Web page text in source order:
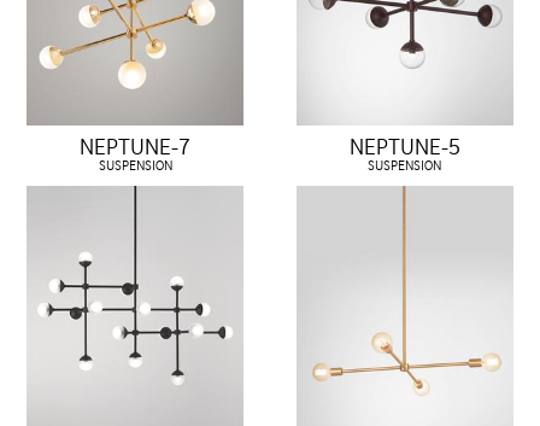
NEPTUNE-7
SUSPENSION
NEPTUNE-5
SUSPENSION